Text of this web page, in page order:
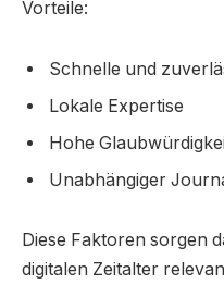
Vorteile:
Schnelle und
Lokale Expertise
Hohe
Unabhängiger
Diese Faktoren sorgen
digitalen Zeitalter